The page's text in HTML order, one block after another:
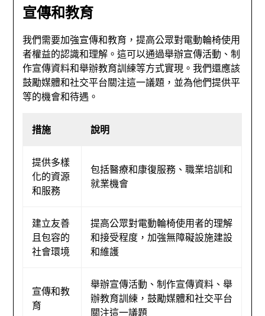
宣傳和教育
我們需要加強宣傳和教育，提高公眾對電動輪椅使用
者權益的認識和理解。這可以通過舉辦宣傳活動、制
作宣傳資料和舉辦教育訓練等方式實現。我們還應該
鼓勵媒體和社交平台關注這一議題，並為他們提供平
等的機會和待遇。
措施 說明
提供多樣
化的資源
和服務
包括醫療和康復服務、職業培訓和
就業機會
建立友善
且包容的
社會環境
提高公眾對電動輪椅使用者的理解
和接受程度，加強無障礙設施建設
和維護
宣傳和教
育
舉辦宣傳活動、制作宣傳資料、舉
辦教育訓練，鼓勵媒體和社交平台
關注這一議題